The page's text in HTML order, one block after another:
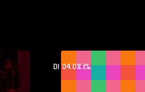
DI 04.08.26